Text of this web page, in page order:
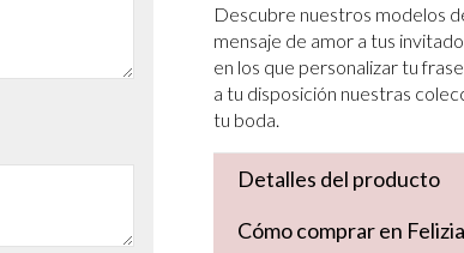
Descubre nuestros modelos
mensaje de amor a tus
en los que personalizar tu
a tu disposición nuestras
tu boda.
Detalles del producto
Cómo comprar en Felizia